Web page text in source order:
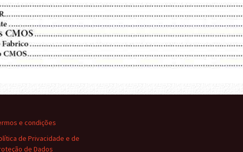
e condições
de Privacidade e de
de Dados